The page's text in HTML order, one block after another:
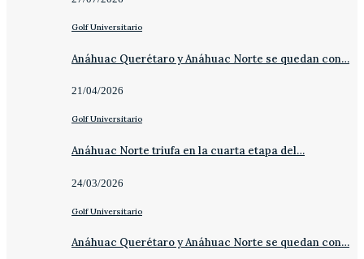
Golf Universitario
Anáhuac Querétaro y Anáhuac Norte se quedan con…
21/04/2026
Golf Universitario
Anáhuac Norte triufa en la cuarta etapa del…
24/03/2026
Golf Universitario
Anáhuac Querétaro y Anáhuac Norte se quedan con…